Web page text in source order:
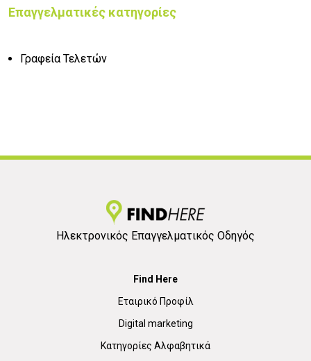
Επαγγελματικές κατηγορίες
Γραφεία Τελετών
Ηλεκτρονικός Επαγγελματικός Οδηγός
Find Here
Εταιρικό Προφίλ
Digital marketing
Κατηγορίες Αλφαβητικά